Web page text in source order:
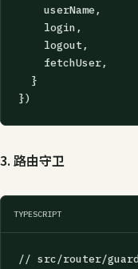
    userName,
    login,
    logout,
    fetchUser,
  }
})
3. 路由守卫
TYPESCRIPT
// src/router/